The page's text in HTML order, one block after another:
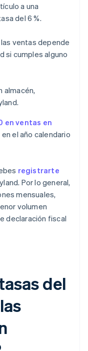
a una
del 6 %.
ventas depende
si cumples alguno
almacén,
en ventas en
el año calendario
registrarte
Por lo general,
mensuales,
volumen
declaración fiscal
del